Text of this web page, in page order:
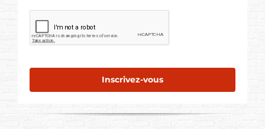
Inscrivez-vous